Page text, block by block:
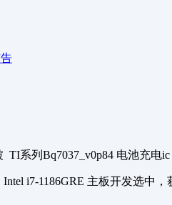
TI系列Bq7037_v0p84 电池充电
Intel i7-1186GRE 主板开发选中，